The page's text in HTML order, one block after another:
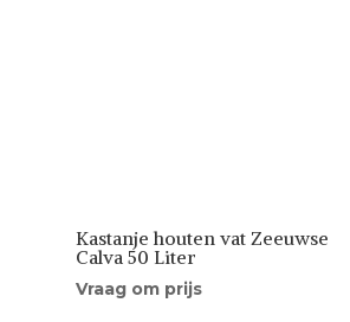
Kastanje houten vat Zeeuwse
Calva 50 Liter
Vraag om prijs